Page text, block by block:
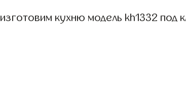
изготовим кухню модель kh1332 под